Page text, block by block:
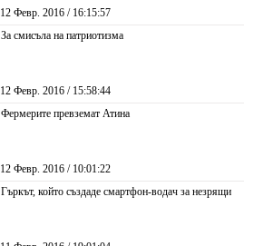
12 Февр. 2016 / 16:15:57
За смисъла на патриотизма
12 Февр. 2016 / 15:58:44
Фермерите превземат Атина
12 Февр. 2016 / 10:01:22
Гъркът, който създаде смартфон-водач за незрящи